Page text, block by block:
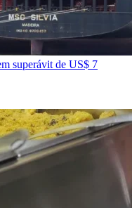
superávit de US$ 7